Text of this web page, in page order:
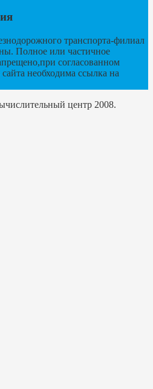
транспорта-филиал
Полное или частичное
согласованном
необходима ссылка на
центр 2008.